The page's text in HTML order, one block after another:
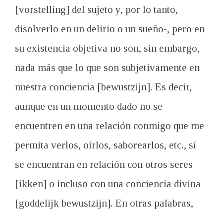
[vorstelling] del sujeto y, por lo tanto,
disolverlo en un delirio o un sueño-, pero en
su existencia objetiva no son, sin embargo,
nada más que lo que son subjetivamente en
nuestra conciencia [bewustzijn]. Es decir,
aunque en un momento dado no se
encuentren en una relación conmigo que me
permita verlos, oírlos, saborearlos, etc., sí
se encuentran en relación con otros seres
[ikken] o incluso con una conciencia divina
[goddelijk bewustzijn]. En otras palabras,